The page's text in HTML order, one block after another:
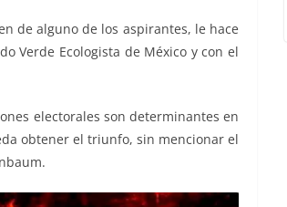
de alguno de los aspirantes, le hace
Verde Ecologista de México y con el
electorales son determinantes en
obtener el triunfo, sin mencionar el